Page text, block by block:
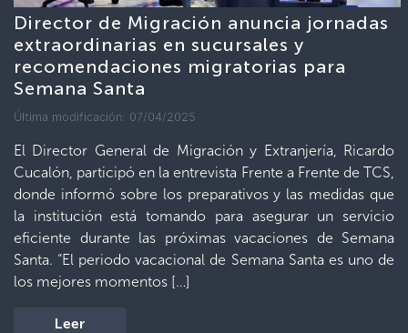
Director de Migración anuncia jornadas
extraordinarias en sucursales y
recomendaciones migratorias para
Semana Santa
Última modificación: 07/04/2025
El Director General de Migración y Extranjería, Ricardo
Cucalón, participó en la entrevista Frente a Frente de TCS,
donde informó sobre los preparativos y las medidas que
la institución está tomando para asegurar un servicio
eficiente durante las próximas vacaciones de Semana
Santa. “El periodo vacacional de Semana Santa es uno de
los mejores momentos […]
Leer